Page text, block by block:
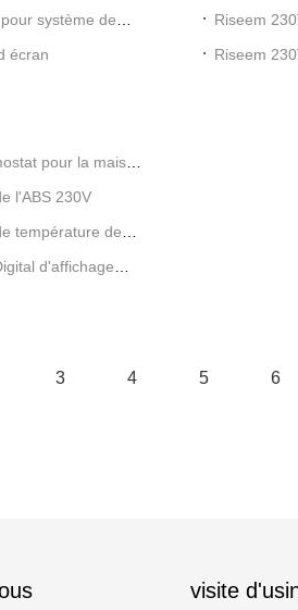
système de
écran
Riseem
Riseem
pour la maison
l'ABS 230V
température de
d'affichage
3 4 5 6
visite